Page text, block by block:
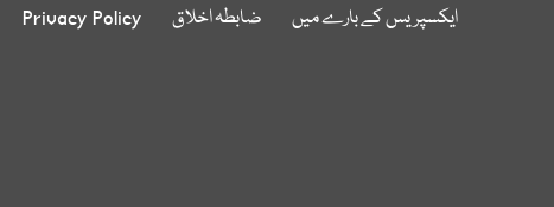
ایکسپریس کے بارے میں ضابطہ اخلاق Privacy Policy